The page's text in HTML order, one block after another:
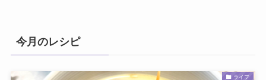
今月のレシピ
ライフ